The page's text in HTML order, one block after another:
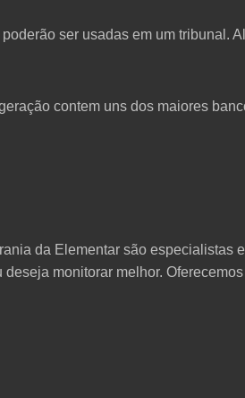
ser usadas em um tribunal.
contem uns dos maiores
da Elementar são especialistas
monitorar melhor.